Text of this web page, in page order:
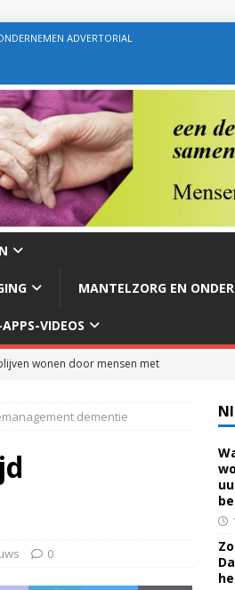
ADVERTORIAL
MANTELZORG EN
VIDEOS
wonen door mensen met
Dan ben je mantelzorger. Dan
in Groningen
dementie
0